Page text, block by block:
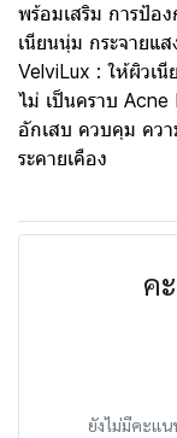
พร้อมเสริม การป้อ
เนียนนุ่ม กระจายแ
VelviLux : ให้ผิวเ
ไม่ เป็นคราบ Acne
อักเสบ ควบคุม คว
ระคายเคือง
ค
ยังไม่มีคะแ